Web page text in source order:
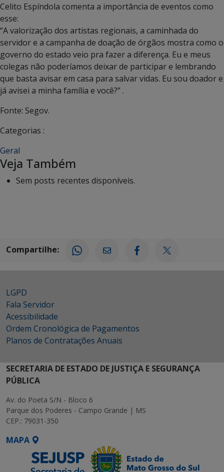
Celito Espíndola comenta a importância de eventos como
esse:
“A valorização dos artistas regionais, a caminhada do
servidor e a campanha de doação de órgãos mostra como o
governo do estado veio pra fazer a diferença. Eu e meus
colegas não poderíamos deixar de participar e lembrando
que basta avisar em casa para salvar vidas. Eu sou doador e
já avisei a minha família e você?” .
Fonte: Segov.
Categorias :
Geral
Veja Também
Sem posts recentes disponíveis.
Compartilhe:
LGPD
Fala Servidor
Acessibilidade
Ordem Cronológica de Pagamentos
Planos de Contratações Anuais
SECRETARIA DE ESTADO DE JUSTIÇA E SEGURANÇA
PÚBLICA
Av. do Poeta S/N - Bloco 6
Parque dos Poderes - Campo Grande | MS
CEP.: 79031-350
MAPA